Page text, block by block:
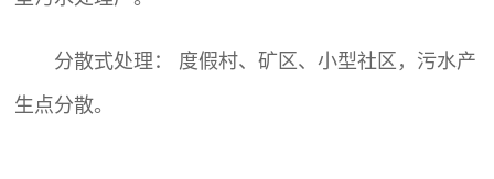
分散式处理： 度假村、矿区、小型社区，污水产
生点分散。